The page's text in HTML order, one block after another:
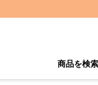
商品を検